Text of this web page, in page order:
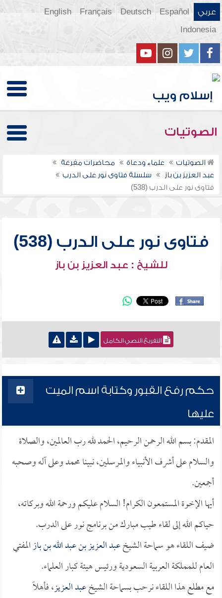
عربي Español
Deutsch
Français
English
Indonesia
الصوتيات
الصوتيات علماء ودعاة
محاضرات مفرغة
عبد العزيز بن باز
سلسلة فتاوى نور على الدرب
فتاوى نور على الدرب (538)
فتاوى نور على الدرب (538)
للشيخ : عبد العزيز بن باز
التفريغ النصي الكامل
حكم رفع القبور وكتابة اسم الميت
عليها
المقدم: بسم الله الرحمن الرحيم، الحمد لله رب العالمين، والصلاة
والسلام على أشرف الأنبياء والمرسلين، نبينا محمد وعلى آله وصحبه
أجمعين.
أيها الإخوة المستمعون الكرام! السلام عليكم ورحمة الله وبركاته،
حياكم الله إلى لقاء طيب مبارك من برنامج نور على الدرب.
ضيف اللقاء هو سماحة الشيخعبد العزيز بن عبد الله بن بازالمفتي
العام للمملكة العربية السعودية ورئيس هيئة كبار العلماء.
مع مطلع هذا اللقاء نرحب بسماحة الشيخعبد العزيز، فأهلاً